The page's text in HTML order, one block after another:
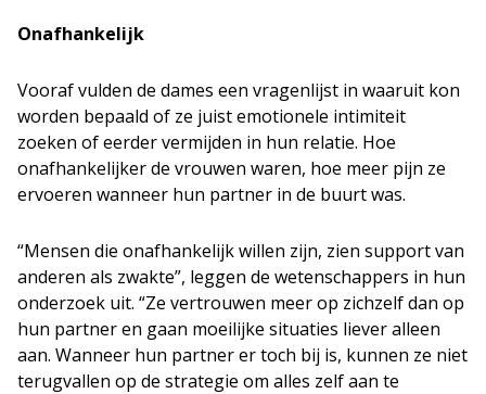
Onafhankelijk
Vooraf vulden de dames een vragenlijst in waaruit kon
worden bepaald of ze juist emotionele intimiteit
zoeken of eerder vermijden in hun relatie. Hoe
onafhankelijker de vrouwen waren, hoe meer pijn ze
ervoeren wanneer hun partner in de buurt was.
“Mensen die onafhankelijk willen zijn, zien support van
anderen als zwakte”, leggen de wetenschappers in hun
onderzoek uit. “Ze vertrouwen meer op zichzelf dan op
hun partner en gaan moeilijke situaties liever alleen
aan. Wanneer hun partner er toch bij is, kunnen ze niet
terugvallen op de strategie om alles zelf aan te